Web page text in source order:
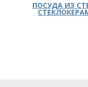
ПОСУДА ИЗ